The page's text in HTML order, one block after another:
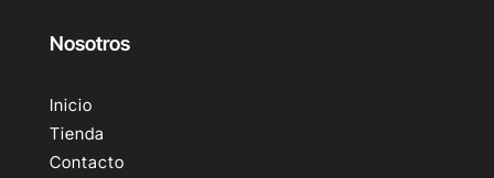
Nosotros
Inicio
Tienda
Contacto